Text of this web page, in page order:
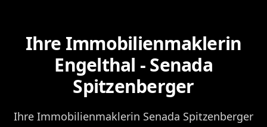
Ihre Immobilienmaklerin
Engelthal - Senada
Spitzenberger
Ihre Immobilienmaklerin Senada Spitzenberger